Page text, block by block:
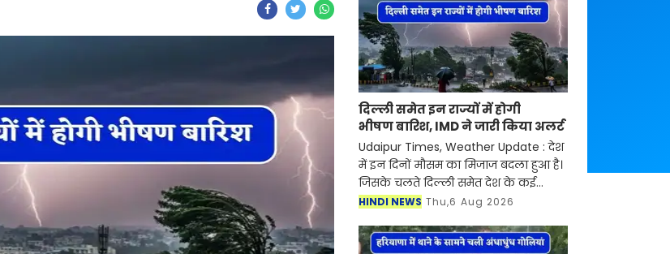
दिल्ली समेत इन राज्यों में होगी
भीषण बारिश, IMD ने जारी किया अलर्ट
Udaipur Times, Weather Update : देश
में इन दिनों मौसम का मिजाज बदला हुआ है।
जिसके चलते दिल्ली समेत देश के कई
हिस्सों में मूसलाधार बारिश का दौर जारी है।
बारिश
HINDI NEWS Thu,6 Aug 2026